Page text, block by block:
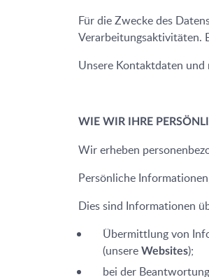
Für die Zwecke des
Verarbeitungsaktivitäten.
Unsere Kontaktdaten
WIE WIR IHRE
Wir erheben
Persönliche
Dies sind Informationen
Übermittlung von
(unsere Websites);
bei der